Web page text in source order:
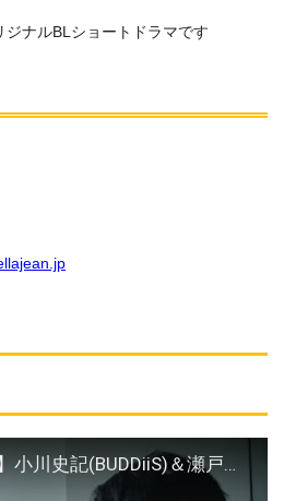
ナルBLショートドラマです
【本編映像初解禁！】小川史記(BUDDiiS)＆瀬戸利樹 W主演！ドラマ「しもべの王子様」60秒PR｜10年越しの主従関係と恋の物語【7月3日(金)よる11時スタート】